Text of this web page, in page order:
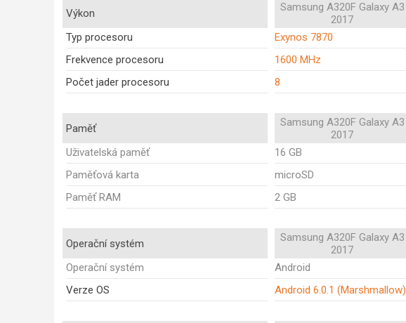
Výkon
Samsung A320F Galaxy A3
2017
Typ procesoru
Exynos 7870
Frekvence procesoru
1600 MHz
Počet jader procesoru
8
Paměť
Samsung A320F Galaxy A3
2017
Uživatelská paměť
16 GB
Paměťová karta
microSD
Paměť RAM
2 GB
Operační systém
Samsung A320F Galaxy A3
2017
Operační systém
Android
Verze OS
Android 6.0.1 (Marshmallow)